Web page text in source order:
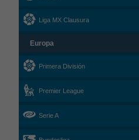
Liga MX Clausura
Europa
Primera División
Premier League
Serie A